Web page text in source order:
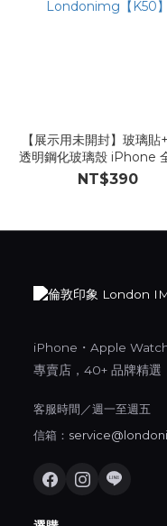
【展示用未開封】玻璃貼
透明鋼化玻璃殼 iPhone
手機保護殼
Londonimg【K50】
NT$390
iPhone・Apple
專賣店，40+ 品牌精選
客服時間／週一至週五
信箱：